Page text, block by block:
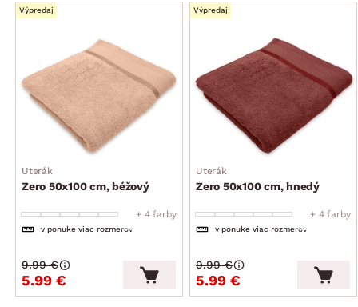
Výpredaj
Uterák
Zero 50x100 cm, béžový
+ 4 farby
v ponuke viac rozmerov
5.99 €
9.99 €
Výpredaj
Uterák
Zero 50x100 cm, hnedý
+ 4 farby
v ponuke viac rozmerov
5.99 €
9.99 €